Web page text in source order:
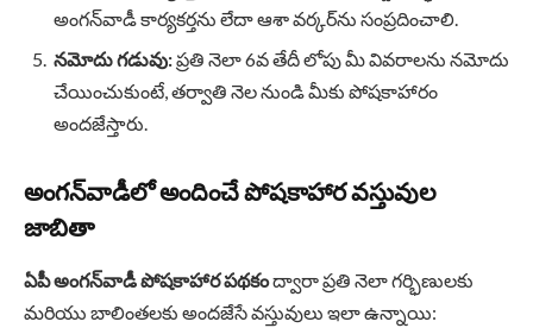
అంగన్‌వాడీ కార్యకర్తను లేదా ఆశా వర్కర్‌ను సంప్రదించాలి.
నమోదు గడువు:ప్రతి నెలా 6వ తేదీ లోపు మీ వివరాలను నమోదు
చేయించుకుంటే, తర్వాతి నెల నుండి మీకు పోషకాహారం
అందజేస్తారు.
అంగన్‌వాడీలో అందించే పోషకాహార వస్తువుల
జాబితా
ఏపీ అంగన్‌వాడీ పోషకాహార పథకంద్వారా ప్రతి నెలా గర్భిణులకు
మరియు బాలింతలకు అందజేసే వస్తువులు ఇలా ఉన్నాయి: